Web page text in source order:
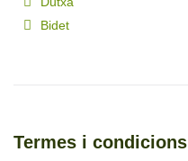
Bidet
Termes i condicions